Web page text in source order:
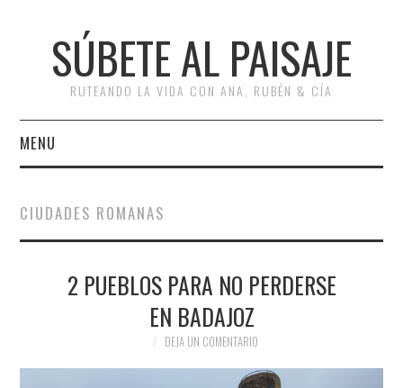
SÚBETE AL PAISAJE
RUTEANDO LA VIDA CON ANA, RUBÉN & CÍA
MENU
RUTAS
ESCAPADAS
#ARVI
CIUDADES ROMANAS
2 PUEBLOS PARA NO PERDERSE
EN BADAJOZ
DEJA UN COMENTARIO